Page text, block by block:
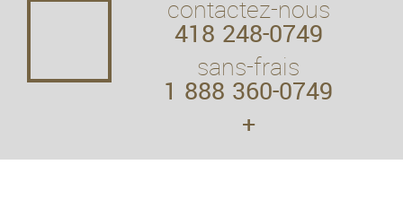
contactez-nous
418 248-0749
sans-frais
1 888 360-0749
+